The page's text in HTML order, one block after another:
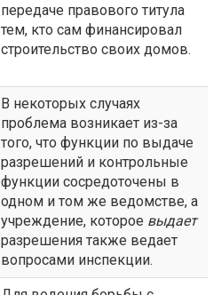
передаче правового титула
тем, кто сам финансировал
строительство своих домов.
В некоторых случаях
проблема возникает из-за
того, что функции по выдаче
разрешений и контрольные
функции сосредоточены в
одном и том же ведомстве, а
учреждение, которое выдает
разрешения также ведает
вопросами инспекции.